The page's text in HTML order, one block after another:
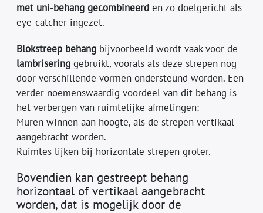
met uni-behang gecombineerd en zo doelgericht als
eye-catcher ingezet.
Blokstreep behang bijvoorbeeld wordt vaak voor de
lambrisering gebruikt, voorals als deze strepen nog
door verschillende vormen ondersteund worden. Een
verder noemenswaardig voordeel van dit behang is
het verbergen van ruimtelijke afmetingen:
Muren winnen aan hoogte, als de strepen vertikaal
aangebracht worden.
Ruimtes lijken bij horizontale strepen groter.
Bovendien kan gestreept behang
horizontaal of vertikaal aangebracht
worden, dat is mogelijk door de